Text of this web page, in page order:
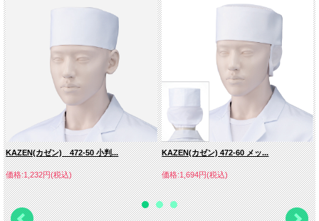
KAZEN(カゼン) 472-50 小判...
価格:1,232円(税込)
KAZEN(カゼン) 472-60 メッ...
価格:1,694円(税込)